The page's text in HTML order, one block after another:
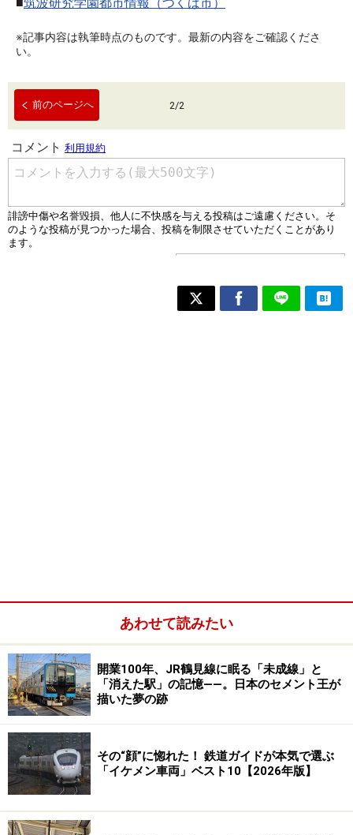
※記事内容は執筆時点のものです。最新の内容をご確認くださ
い。
前のページへ 2/2
あわせて読みたい
開業100年、JR鶴見線に眠る「未成線」と
「消えた駅」の記憶――。日本のセメント王が
描いた夢の跡
その“顔”に惚れた！ 鉄道ガイドが本気で選ぶ
「イケメン車両」ベスト10【2026年版】